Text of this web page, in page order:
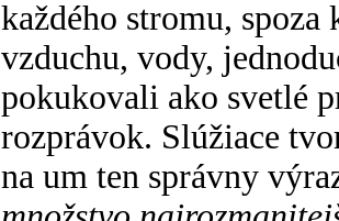
každého stromu, spoza
vzduchu, vody,
pokukovali ako svetlé
rozprávok. Slúžiace
na um ten správny